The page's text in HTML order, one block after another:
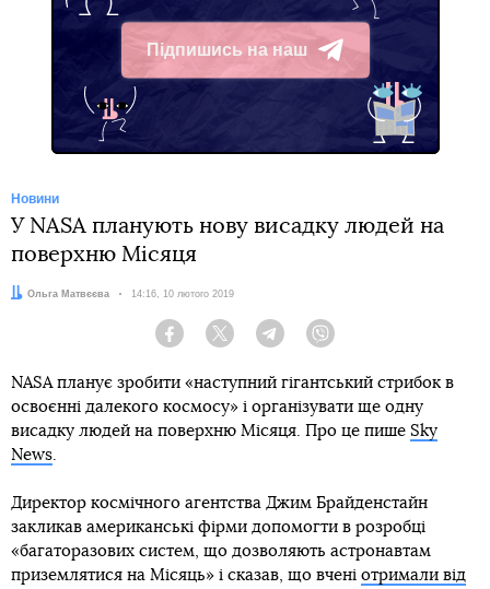
Підпишись на наш
Telegram
Новини
У NASA планують нову висадку людей на
поверхню Місяця
Автор:
Ольга Матвєєва Дата:
14:16, 10 лютого 2019
Facebook Twitter Telegram
NASA планує зробити «наступний гігантський стрибок в
освоєнні далекого космосу» і організувати ще одну
висадку людей на поверхню Місяця. Про це пише Sky
News.
Директор космічного агентства Джим Брайденстайн
закликав американські фірми допомогти в розробці
«багаторазових систем, що дозволяють астронавтам
приземлятися на Місяць» і сказав, що вчені отримали від